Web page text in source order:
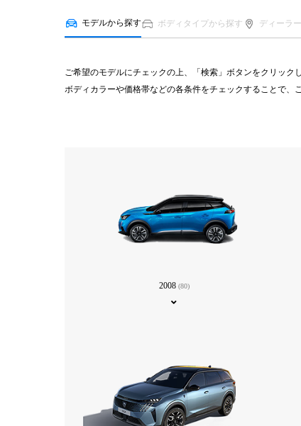
モデルから探す ボディタイプから探す ディーラ
ご希望のモデルにチェックの上、「検索」ボタンをクリック
ボディカラーや価格帯などの各条件をチェックすることで、
2008 (80)